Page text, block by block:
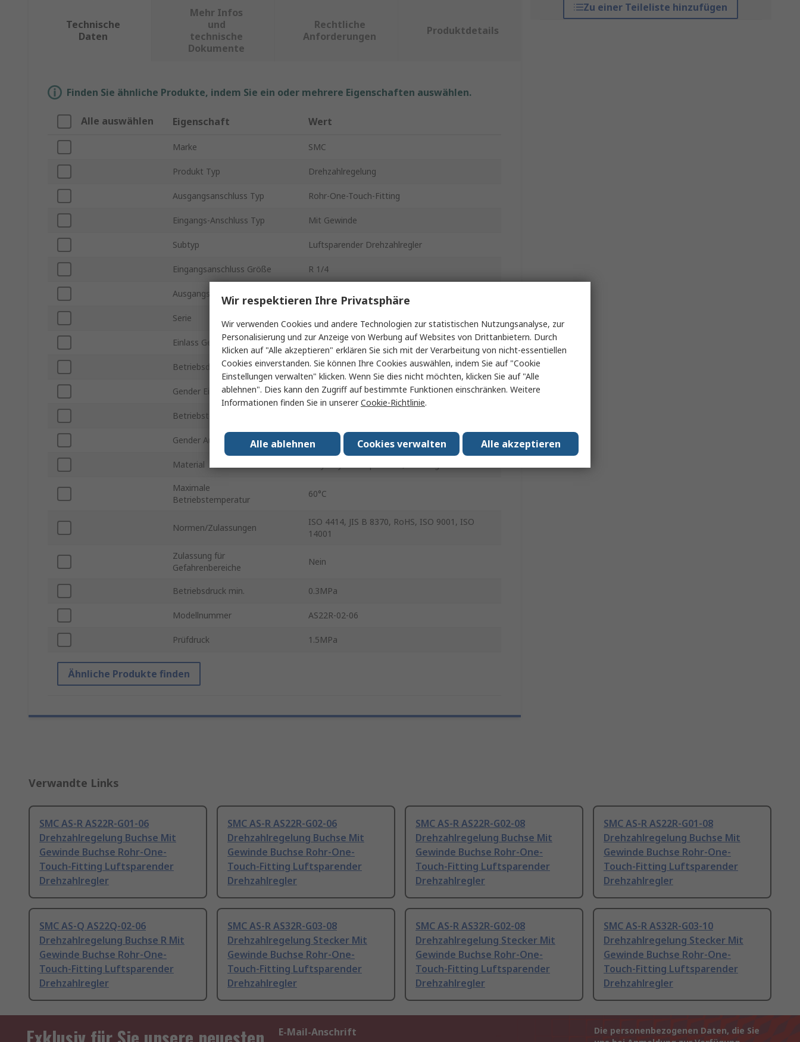
Zu einer Teileliste hinzufügen
Technische
Daten
Mehr Infos
und
technische
Dokumente
Rechtliche
Anforderungen
Produktdetails
Finden Sie ähnliche Produkte, indem Sie ein oder mehrere Eigenschaften auswählen.
Alle auswählen Eigenschaft Wert
Marke SMC
Produkt Typ Drehzahlregelung
Ausgangsanschluss Typ Rohr-One-Touch-Fitting
Eingangs-Anschluss Typ Mit Gewinde
Subtyp Luftsparender Drehzahlregler
Eingangsanschluss Größe R 1/4
Ausgangsanschlussgröße 6 mm
Serie
Einlass Gewinde R
Betriebsdruck max. 0.7 Mpa
Gender Eingang Buchse
Betriebstemperatur min.
Gender Ausgang Buchse
Material
Maximale
Betriebstemperatur
60°C
Normen/Zulassungen
ISO 4414, JIS B 8370, RoHS, ISO 9001, ISO
14001
Zulassung für
Gefahrenbereiche
Nein
Betriebsdruck min. 0.3MPa
Modellnummer AS22R-02-06
Prüfdruck 1.5MPa
Ähnliche Produkte finden
Verwandte Links
SMC AS-R AS22R-G01-06
Drehzahlregelung Buchse Mit
Gewinde Buchse Rohr-One-
Touch-Fitting Luftsparender
Drehzahlregler
SMC AS-R AS22R-G02-06
Drehzahlregelung Buchse Mit
Gewinde Buchse Rohr-One-
Touch-Fitting Luftsparender
Drehzahlregler
SMC AS-R AS22R-G02-08
Drehzahlregelung Buchse Mit
Gewinde Buchse Rohr-One-
Touch-Fitting Luftsparender
Drehzahlregler
SMC AS-R AS22R-G01-08
Drehzahlregelung Buchse Mit
Gewinde Buchse Rohr-One-
Touch-Fitting Luftsparender
Drehzahlregler
SMC AS-Q AS22Q-02-06
Drehzahlregelung Buchse R Mit
Gewinde Buchse Rohr-One-
Touch-Fitting Luftsparender
Drehzahlregler
SMC AS-R AS32R-G03-08
Drehzahlregelung Stecker Mit
Gewinde Buchse Rohr-One-
Touch-Fitting Luftsparender
Drehzahlregler
SMC AS-R AS32R-G02-08
Drehzahlregelung Stecker Mit
Gewinde Buchse Rohr-One-
Touch-Fitting Luftsparender
Drehzahlregler
SMC AS-R AS32R-G03-10
Drehzahlregelung Stecker Mit
Gewinde Buchse Rohr-One-
Touch-Fitting Luftsparender
Drehzahlregler
E-Mail-Anschrift
Die personenbezogenen Daten, die Sie
Wir respektieren Ihre Privatsphäre
Wir verwenden Cookies und andere Technologien zur statistischen Nutzungsanalyse, zur
Personalisierung und zur Anzeige von Werbung auf Websites von Drittanbietern. Durch
Klicken auf "Alle akzeptieren" erklären Sie sich mit der Verarbeitung von nicht-essentiellen
Cookies einverstanden. Sie können Ihre Cookies auswählen, indem Sie auf "Cookie
Einstellungen verwalten" klicken. Wenn Sie dies nicht möchten, klicken Sie auf "Alle
ablehnen". Dies kann den Zugriff auf bestimmte Funktionen einschränken. Weitere
Informationen finden Sie in unsererCookie-Richtlinie.
Alle akzeptieren
Cookies verwalten
Alle ablehnen